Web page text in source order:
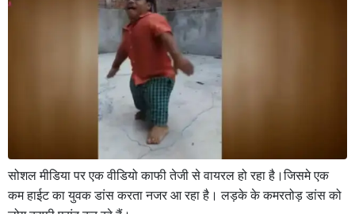
सोशल मीडिया पर एक वीडियो काफी तेजी से वायरल हो रहा है।जिसमे एक
कम हाईट का युवक डांस करता नजर आ रहा है। लड़के के कमरतोड़ डांस को